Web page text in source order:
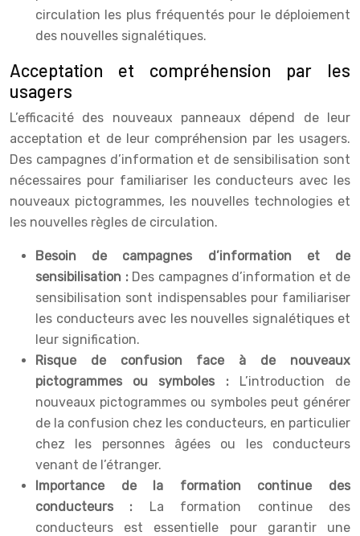
circulation les plus fréquentés pour le déploiement
des nouvelles signalétiques.
Acceptation et compréhension par les
usagers
L’efficacité des nouveaux panneaux dépend de leur
acceptation et de leur compréhension par les usagers.
Des campagnes d’information et de sensibilisation sont
nécessaires pour familiariser les conducteurs avec les
nouveaux pictogrammes, les nouvelles technologies et
les nouvelles règles de circulation.
Besoin de campagnes d’information et de
sensibilisation : Des campagnes d’information et de
sensibilisation sont indispensables pour familiariser
les conducteurs avec les nouvelles signalétiques et
leur signification.
Risque de confusion face à de nouveaux
pictogrammes ou symboles : L’introduction de
nouveaux pictogrammes ou symboles peut générer
de la confusion chez les conducteurs, en particulier
chez les personnes âgées ou les conducteurs
venant de l’étranger.
Importance de la formation continue des
conducteurs : La formation continue des
conducteurs est essentielle pour garantir une